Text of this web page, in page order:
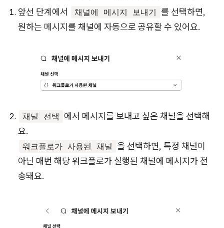
앞선 단계에서 채널에 메시지 보내기 를 선택하면,
원하는 메시지를 채널에 자동으로 공유할 수 있어요.
채널 선택
에서 메시지를 보내고 싶은 채널을 선택해
요.
워크플로가 사용된 채널 을 선택하면, 특정 채널이
아닌 매번 해당 워크플로가 실행된 채널에 메시지가 전
송돼요.